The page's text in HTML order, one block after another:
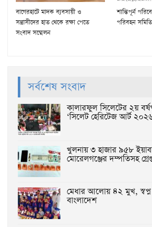
বাগেরহাটে মাদক ব্যবসায়ী ও
সন্ত্রাসীদের হাত থেকে রক্ষা পেতে
সংবাদ সম্মেলন
শান্তিপূর্ন
পরিবহন
সর্বশেষ সংবাদ
কালারফুল সিলেটের ২য়
‘সিলেট হেরিটেজ আর্ট
খুলনায় ৩ হাজার ৯৫৮
মোরেলগঞ্জের দম্পতিসহ
মেধার আলোয় ৪২ মুখ,
বাংলাদেশ